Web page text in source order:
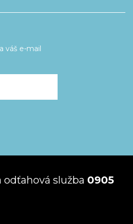
váš e-mail
odťahová služba 0905